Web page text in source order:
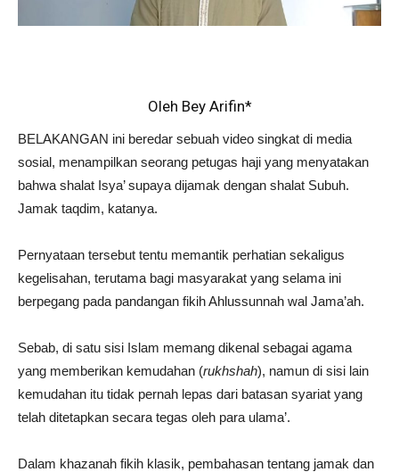
Oleh Bey Arifin*
BELAKANGAN ini beredar sebuah video singkat di media
sosial, menampilkan seorang petugas haji yang menyatakan
bahwa shalat Isya’ supaya dijamak dengan shalat Subuh.
Jamak taqdim, katanya.
Pernyataan tersebut tentu memantik perhatian sekaligus
kegelisahan, terutama bagi masyarakat yang selama ini
berpegang pada pandangan fikih Ahlussunnah wal Jama’ah.
Sebab, di satu sisi Islam memang dikenal sebagai agama
yang memberikan kemudahan (rukhshah), namun di sisi lain
kemudahan itu tidak pernah lepas dari batasan syariat yang
telah ditetapkan secara tegas oleh para ulama’.
Dalam khazanah fikih klasik, pembahasan tentang jamak dan